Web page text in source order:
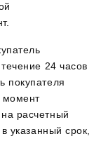
24 часов
покупателя
момент
расчетный
указанный срок,